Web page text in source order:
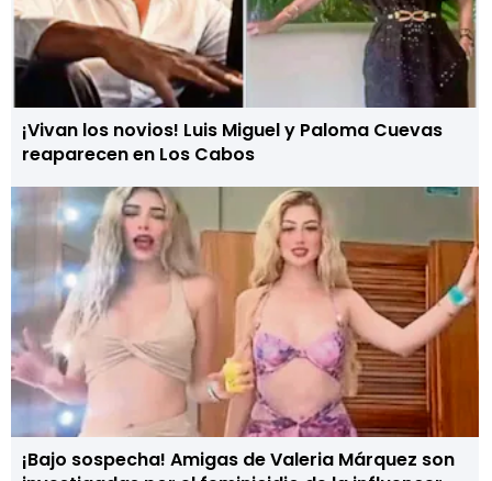
¡Vivan los novios! Luis Miguel y Paloma Cuevas
reaparecen en Los Cabos
¡Bajo sospecha! Amigas de Valeria Márquez son